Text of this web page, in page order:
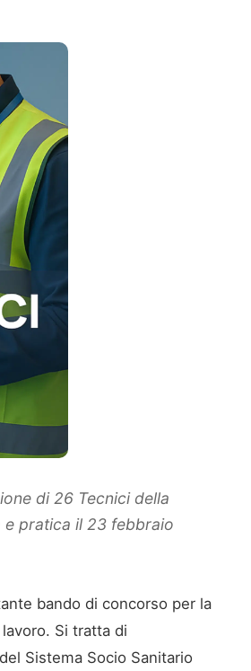
di 26 Tecnici della
e pratica il 23 febbraio
bando di concorso per la
Si tratta di
Sistema Socio Sanitario